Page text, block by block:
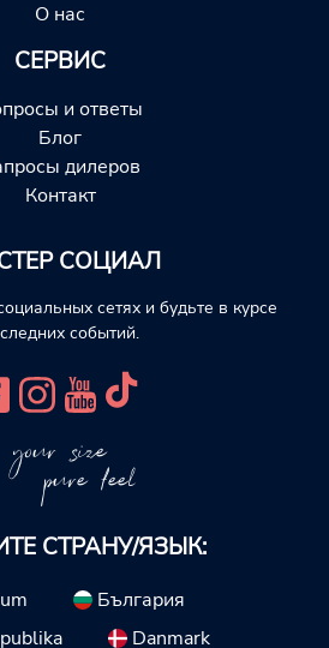
О нас
СЕРВИС
и ответы
Блог
дилеров
Контакт
СОЦИАЛ
сетях и будьте в курсе
событий.
your size
pure feel
СТРАНУ/ЯЗЫК:
България
Danmark